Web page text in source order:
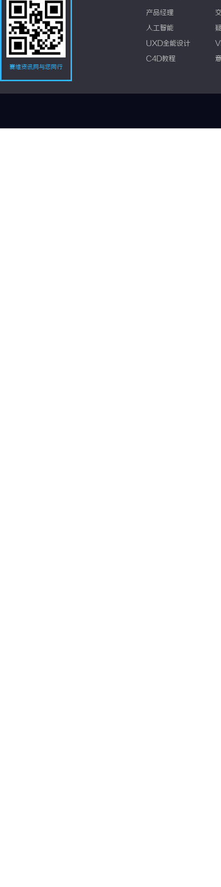
赛维资讯网与您同行
产品经理
人工智能
UXD全能设计
C4D教程